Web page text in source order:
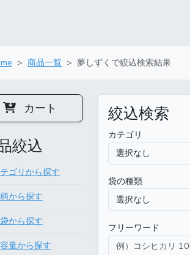
商品一覧 夢しずくで絞込検索結果
カート
絞込
ゴリから探す
から探す
から探す
量から探す
絞込検索
カテゴリ
袋の種類
フリーワード